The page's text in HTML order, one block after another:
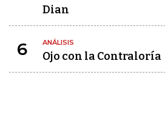
Dian
6 ANÁLISIS
Ojo con la Contraloría